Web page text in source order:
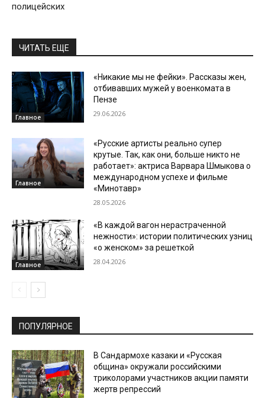
полицейских
ЧИТАТЬ ЕЩЕ
Главное
«Никакие мы не фейки». Рассказы жен,
отбивавших мужей у военкомата в
Пензе
29.06.2026
Главное
«Русские артисты реально супер
крутые. Так, как они, больше никто не
работает»: актриса Варвара Шмыкова о
международном успехе и фильме
«Минотавр»
28.05.2026
Главное
«В каждой вагон нерастраченной
нежности»: истории политических узниц
«о женском» за решеткой
28.04.2026
ПОПУЛЯРНОЕ
В Сандармохе казаки и «Русская
община» окружали российскими
триколорами участников акции памяти
жертв репрессий